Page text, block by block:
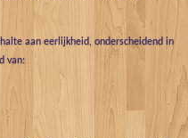
aan eerlijkheid, onderscheidend in
van: